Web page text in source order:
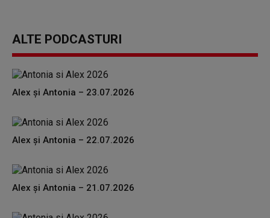
ALTE PODCASTURI
Alex și Antonia – 23.07.2026
Alex și Antonia – 22.07.2026
Alex și Antonia – 21.07.2026